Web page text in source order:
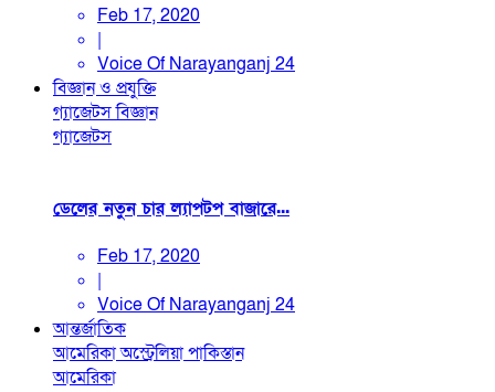
Feb 17, 2020
|
Voice Of Narayanganj 24
বিজ্ঞান ও প্রযুক্তি
গ্যাজেটসবিজ্ঞান
গ্যাজেটস
ডেলের নতুন চার ল্যাপটপ বাজারে...
Feb 17, 2020
|
Voice Of Narayanganj 24
আন্তর্জাতিক
আমেরিকাঅস্ট্রেলিয়াপাকিস্তান
আমেরিকা